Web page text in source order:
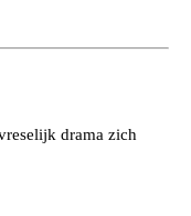
drama zich